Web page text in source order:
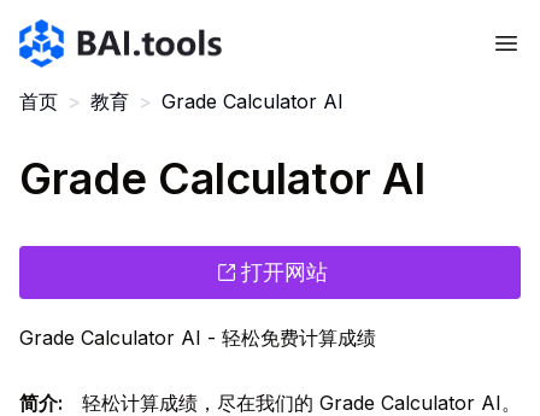
Bai.tools
首页 > 教育 > Grade Calculator AI
Grade Calculator AI
打开网站
Grade Calculator AI - 轻松免费计算成绩
简介:
轻松计算成绩，尽在我们的 Grade Calculator AI。